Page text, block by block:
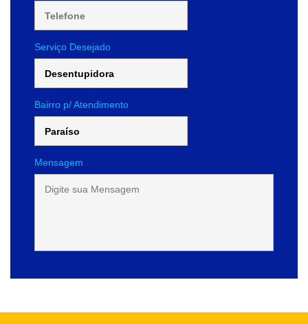
Serviço Desejado
Bairro p/ Atendimento
Mensagem